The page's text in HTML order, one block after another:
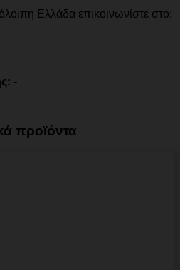
Ελλάδα επικοινωνίστε στο:
-
προϊόντα